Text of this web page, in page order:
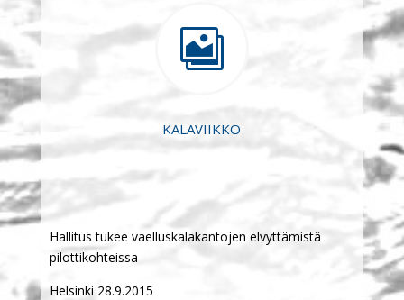

KALAVIIKKO
Hallitus tukee vaelluskalakantojen elvyttämistä
pilottikohteissa
Helsinki 28.9.2015